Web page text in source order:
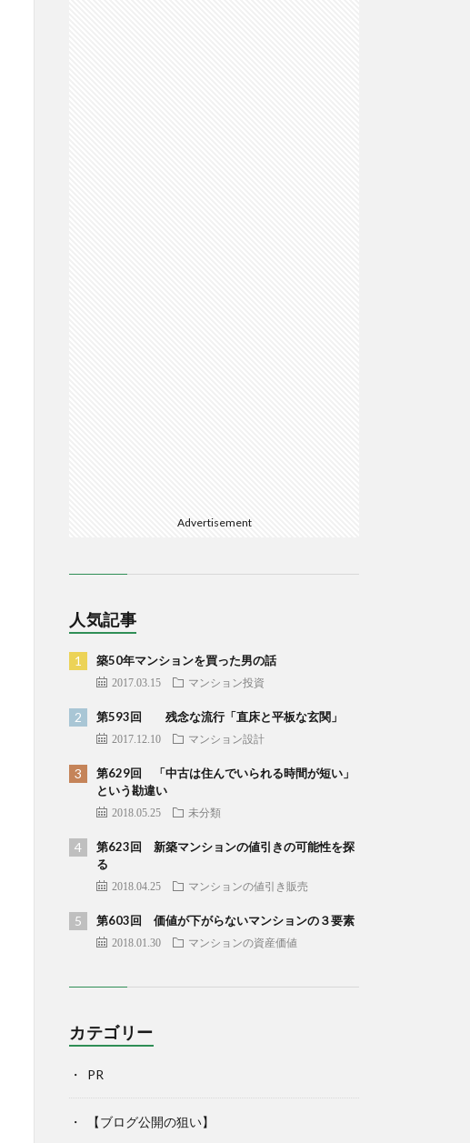
Advertisement
人気記事
築50年マンションを買った男の話
2017.03.15 マンション投資
第593回 残念な流行「直床と平板な玄関」
2017.12.10 マンション設計
第629回 「中古は住んでいられる時間が短い」
という勘違い
2018.05.25 未分類
第623回 新築マンションの値引きの可能性を探
る
2018.04.25 マンションの値引き販売
第603回 価値が下がらないマンションの３要素
2018.01.30 マンションの資産価値
カテゴリー
PR
【ブログ公開の狙い】